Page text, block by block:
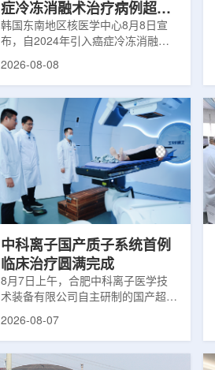
症冷冻消融术治疗病例超过
100例
韩国东南地区核医学中心8月8日宣
布，自2024年引入癌症冷冻消融术
以来，中心已完成超过100例相关手
法。治疗过程中，医生在CT或超声
成像引导下，将细治疗针精准插入肿
瘤部位，通过零下40摄氏度或更低
的超低温冷冻病灶，使癌细胞发生坏
死。由于低温冷冻本身具有一定麻醉
作用，该技术有助于减轻患者疼痛，
减少对周围正常组织的损伤，并促进
术后较快恢复。据该中心介绍，目前
2026-08-08
中科离子国产质子系统首例
临床治疗圆满完成
8月7日上午，合肥中科离子医学技
术装备有限公司自主研制的国产超导
回旋质子治疗系统，在合肥离子医学
治疗系统的重要突破。本例受试者为
2026-08-07